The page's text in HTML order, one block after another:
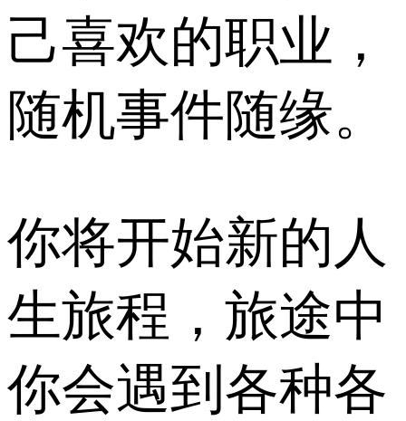
己喜欢的职业，
随机事件随缘。
你将开始新的人
生旅程，旅途中
你会遇到各种各